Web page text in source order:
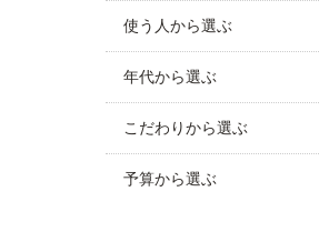
使う人から選ぶ
年代から選ぶ
こだわりから選ぶ
予算から選ぶ